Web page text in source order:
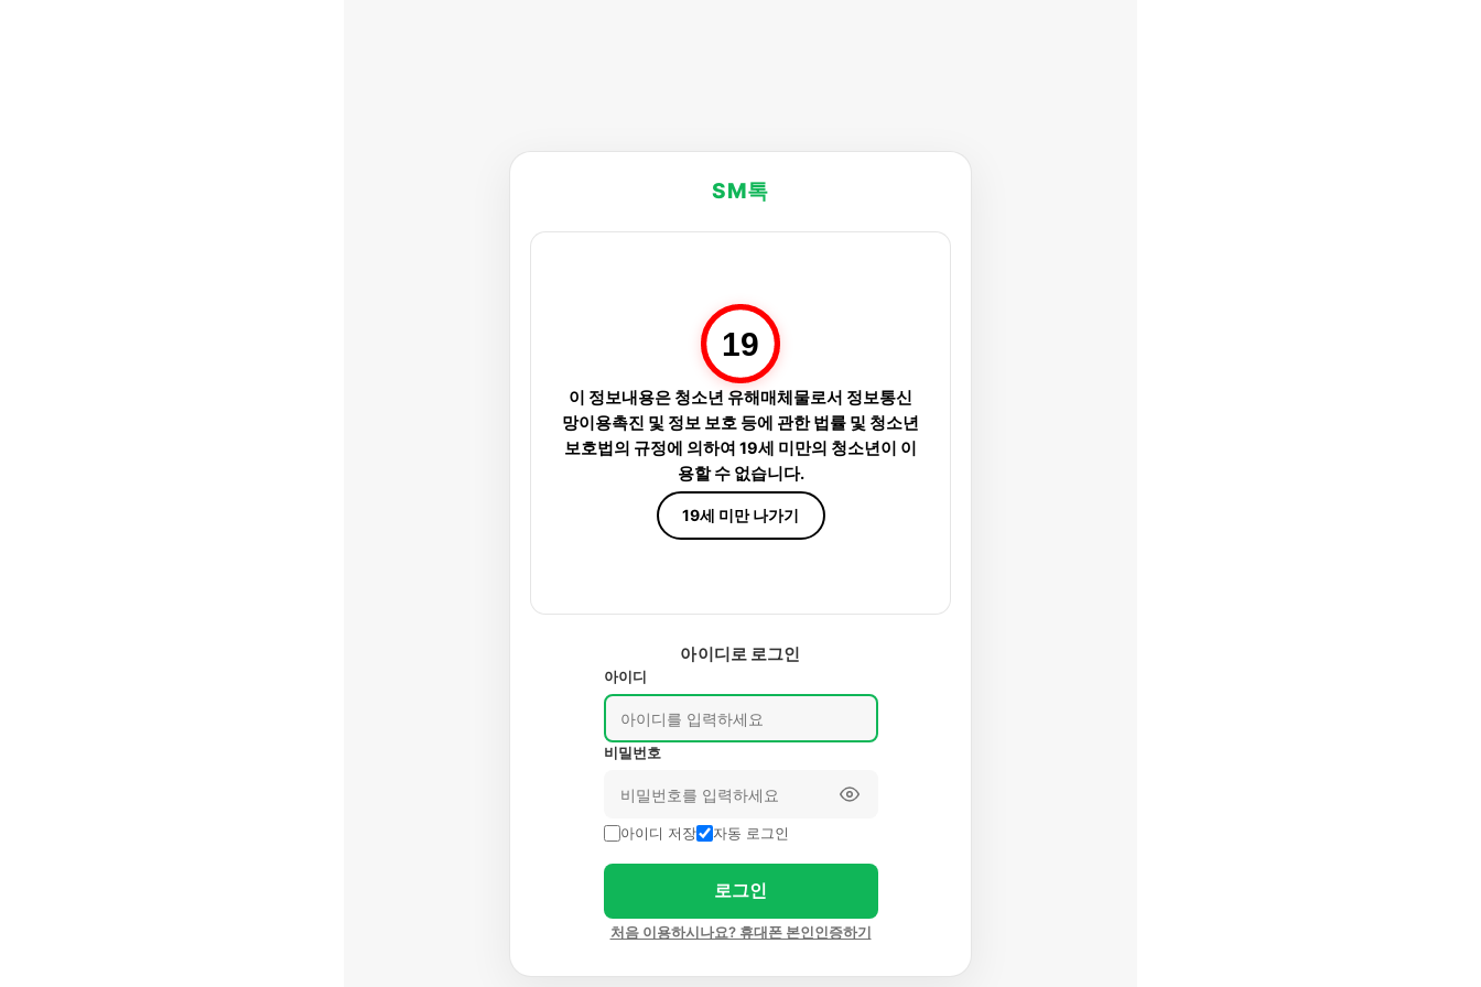
SM톡
19
이 정보내용은 청소년 유해매체물로서 정보통신
망이용촉진 및 정보 보호 등에 관한 법률 및 청소년
보호법의 규정에 의하여 19세 미만의 청소년이 이
용할 수 없습니다.
19세 미만 나가기
아이디로 로그인
아이디
비밀번호
아이디 저장 자동 로그인
로그인
처음 이용하시나요? 휴대폰 본인인증하기